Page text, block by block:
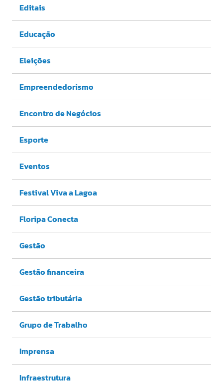
Editais
Educação
Eleições
Empreendedorismo
Encontro de Negócios
Esporte
Eventos
Festival Viva a Lagoa
Floripa Conecta
Gestão
Gestão financeira
Gestão tributária
Grupo de Trabalho
Imprensa
Infraestrutura